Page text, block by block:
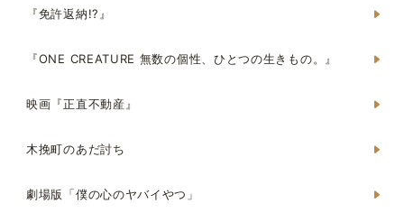
『免許返納!?』
『ONE CREATURE 無数の個性、ひとつの生きもの。』
映画『正直不動産』
木挽町のあだ討ち
劇場版「僕の心のヤバイやつ」